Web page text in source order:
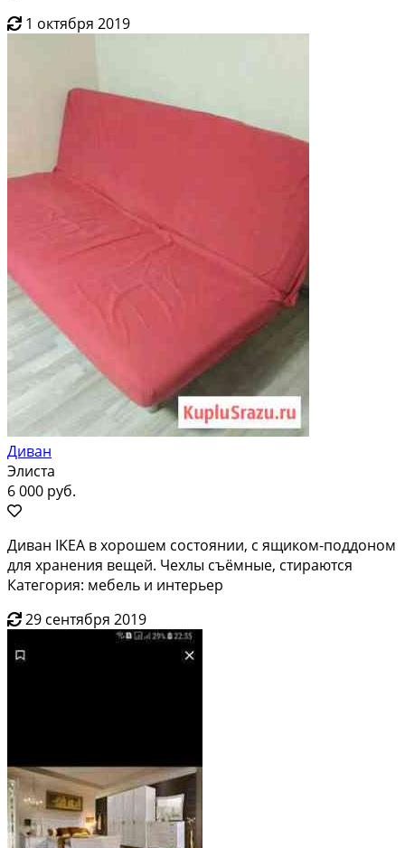
1 октября 2019
Диван
Элиста
6 000 руб.
Диван IKEA в хорошем состоянии, с ящиком-поддоном
для хранения вещей. Чехлы съёмные, стираются
Категория: мебель и интерьер
29 сентября 2019